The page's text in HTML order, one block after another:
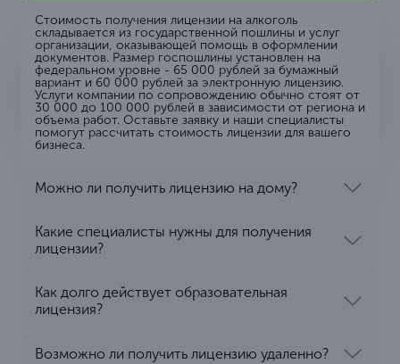
Стоимость получения лицензии на алкоголь
складывается из государственной пошлины и услуг
организации, оказывающей помощь в оформлении
документов. Размер госпошлины установлен на
федеральном уровне - 65 000 рублей за бумажный
вариант и 60 000 рублей за электронную лицензию.
Услуги компании по сопровождению обычно стоят от
30 000 до 100 000 рублей в зависимости от региона и
объема работ. Оставьте заявку и наши специалисты
помогут рассчитать стоимость лицензии для вашего
бизнеса.
Можно ли получить лицензию на дому?
Какие специалисты нужны для получения
лицензии?
Как долго действует образовательная
лицензия?
Возможно ли получить лицензию удаленно?